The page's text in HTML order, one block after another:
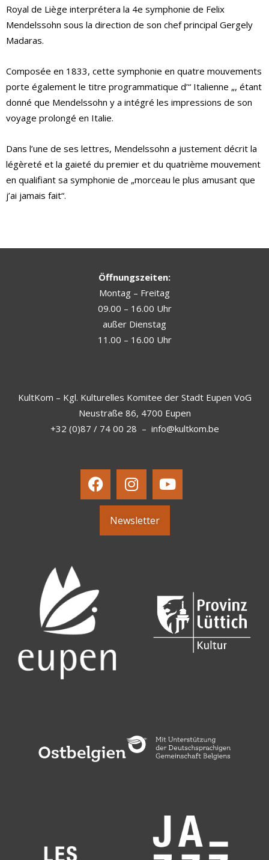
Royal de Liège interprétera la 4e symphonie de Felix
Mendelssohn sous la direction de son chef principal Gergely
Madaras.
Composée en 1833, cette symphonie en quatre mouvements
porte également le titre programmatique d’“ Italienne „, étant
donné que Mendelssohn y a intégré les impressions de son
voyage prolongé en Italie.
Dans l’une de ses lettres, Mendelssohn a justement décrit la
légèreté et la gaieté du premier et du quatrième mouvement
en qualifiant sa symphonie de „morceau le plus amusant que
j’ai jamais fait“.
Öffnungszeiten:
Montag – Freitag
09.00 – 16.00 Uhr
außer Dienstag
11.00 – 16.00 Uhr
KultKom – Kgl. Kulturelles Komitee der Stadt Eupen VoG
Neustraße 86, 4700 Eupen
+32 (0)87 / 74 00 28 – info@kultkom.be
Newsletter